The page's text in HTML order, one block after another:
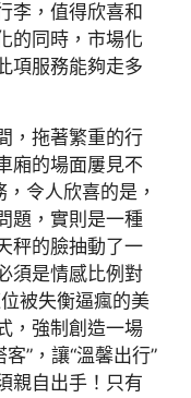
李，值得欣喜和
的同時，市場化
項服務能夠走多
，拖著繁重的行
廂的場面屢見不
令人欣喜的是，
題，實則是一種
秤的臉抽動了一
須是情感比例對
被失衡逼瘋的美
，強制創造一場
”，讓“溫馨出行”
親自出手！只有